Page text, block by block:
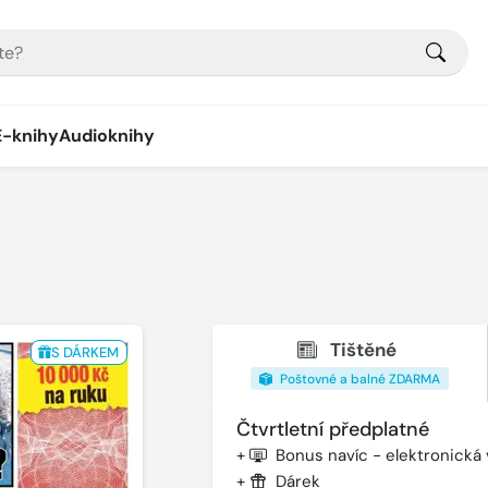
knihyAudioknihy
S DÁRKEM Tištěné
Poštovné a balné ZDARMA
Čtvrtletní předplatné
+ Bonus navíc - elektronická
+ Dárek